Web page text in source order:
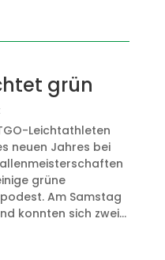
grün
Leichtathleten
neuen Jahres bei
grüne
Am Samstag
konnten sich zwei...